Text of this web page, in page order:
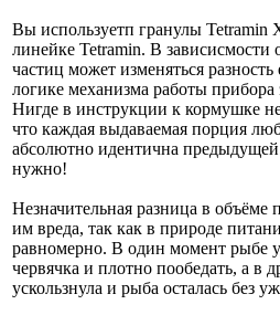
Вы используетп гранулы Tetramin
линейке Tetramin. В зависисмости
частиц может изменяться
логике механизма работы
Нигде в инструкции к кормушке
что каждая выдаваемая порция
абсолютно идентична
нужно!
Незначительная разница в объёме
им вреда, так как в природе
равномерно. В один момент рыбе
червячка и плотно пообедать, а в
ускользнула и рыба осталась без